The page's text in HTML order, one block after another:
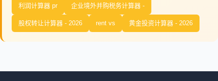
利润计算器 pr 企业境外并购税务计算器 -
股权转让计算器 - 2026 rent vs 黄金投资计算器 - 2026